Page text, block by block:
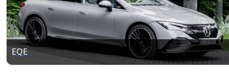
EQE